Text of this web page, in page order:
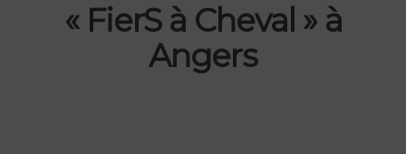
« FierS à Cheval » à
Angers